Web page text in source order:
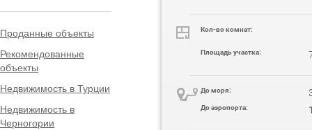
Проданные объекты
Рекомендованные
объекты
Недвижимость в Турции
Недвижимость в
Черногории
Кол-во комнат:
Площадь участка:
До моря:
До аэропорта: